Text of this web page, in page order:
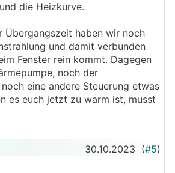
die Heizkurve.
Übergangszeit haben wir noch
und damit verbunden
Fenster rein kommt. Dagegen
noch der
eine andere Steuerung etwas
es euch jetzt zu warm ist, musst
30.10.2023 (#5)